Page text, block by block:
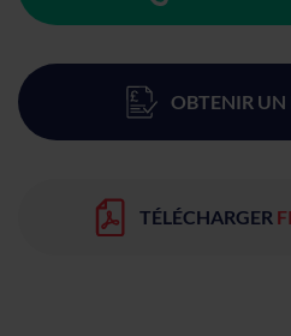
OBTENIR UN
TÉLÉCHARGER